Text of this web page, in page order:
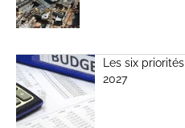
Les six
2027